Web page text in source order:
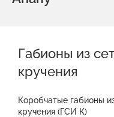
Габионы из
кручения
Коробчатые габионы
кручения (ГСИ К)